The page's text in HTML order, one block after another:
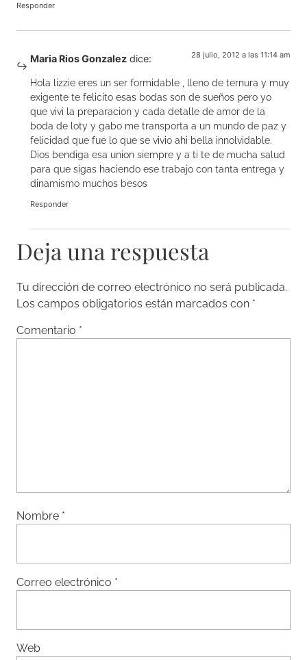
Responder
Maria Rios Gonzalez dice: 28 julio, 2012 a las 11:14 am
Hola lizzie eres un ser formidable , lleno de ternura y muy
exigente te felicito esas bodas son de sueños pero yo
que vivi la preparacion y cada detalle de amor de la
boda de loty y gabo me transporta a un mundo de paz y
felicidad que fue lo que se vivio ahi bella innolvidable.
Dios bendiga esa union siempre y a ti te de mucha salud
para que sigas haciendo ese trabajo con tanta entrega y
dinamismo muchos besos
Responder
Deja una respuesta
Tu dirección de correo electrónico no será publicada.
Los campos obligatorios están marcados con *
Comentario *
Nombre *
Correo electrónico *
Web